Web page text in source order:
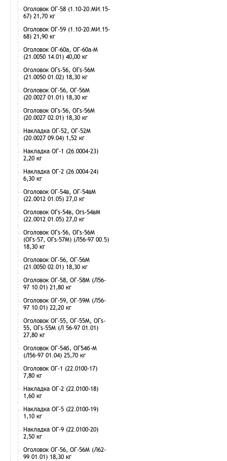
Оголовок ОГ-58 (1.10-20.МИ.15-
67) 21,70 кг
Оголовок ОГ-59 (1.10-20.МИ.15-
68) 21,90 кг
Оголовок ОГ-60а, ОГ-60а-М
(21.0050 14.01) 40,00 кг
Оголовок ОГs-56, ОГs-56М
(21.0050 01.02) 18,30 кг
Оголовок ОГ-56, ОГ-56М
(20.0027 01.01) 18,30 кг
Оголовок ОГs-56, ОГs-56М
(20.0027 02.01) 18,30 кг
Накладка ОГ-52, ОГ-52М
(20.0027 09.04) 1,52 кг
Накладка ОГ-1 (26.0004-23)
2,20 кг
Накладка ОГ-2 (26.0004-24)
6,30 кг
Оголовок ОГ-54в, ОГ-54вМ
(22.0012 01.05) 27,0 кг
Оголовок ОГs-54в, Огs-54вМ
(22.0012 01.05) 27,0 кг
Оголовок ОГs-56, ОГs-56М
(ОГs-57, ОГs-57М) (Л56-97 00.5)
18,30 кг
Оголовок ОГ-56, ОГ-56М
(21.0050 02.01) 18,30 кг
Оголовок ОГ-58, ОГ-58М (Л56-
97 10.01) 21,80 кг
Оголовок ОГ-59, ОГ-59М (Л56-
97 10.01) 22,20 кг
Оголовок ОГ-55, ОГ-55М, ОГs-
55, ОГs-55М (Л 56-97 01.01)
27,80 кг
Оголовок ОГ-54б, ОГ54б-М
(Л56-97 01.04) 25,70 кг
Оголовок ОГ-1 (22.0100-17)
7,80 кг
Накладка ОГ-2 (22.0100-18)
1,60 кг
Накладка ОГ-5 (22.0100-19)
1,10 кг
Накладка ОГ-9 (22.0100-20)
2,50 кг
Оголовок ОГ-56, ОГ-56М (Л62-
99 01.01) 18,30 кг